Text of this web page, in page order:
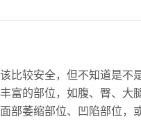
比较安全，但不知道是不
富的部位，如腹、臀、大
部萎缩部位、凹陷部位，